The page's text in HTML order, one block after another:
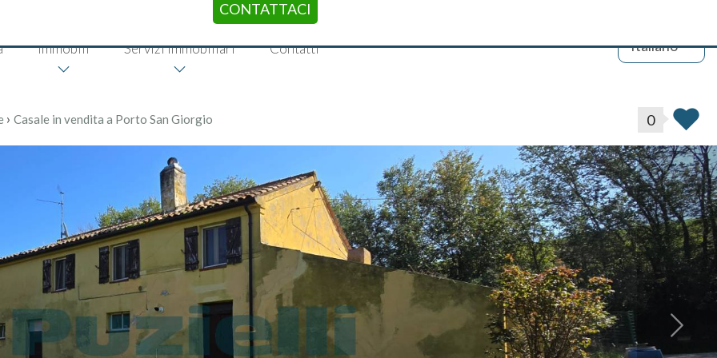
Immobili Servizi immobiliari Contatti Italiano
CONTATTACI
› Casale in vendita a Porto San Giorgio 0